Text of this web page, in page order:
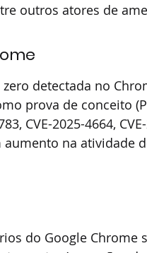
outros atores de
detectada no
prova de conceito
CVE-2025-4664,
aumento na atividade
do Google Chrome